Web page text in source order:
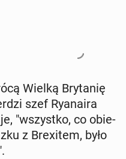
Wielką Bry­ta­nię
szef Ry­ana­ira
"wszyst­ko, co obie­
z Bre­xi­tem, było